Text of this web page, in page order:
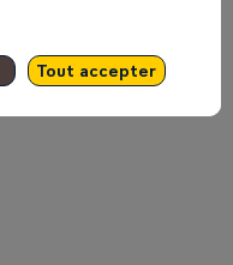
Tout accepter